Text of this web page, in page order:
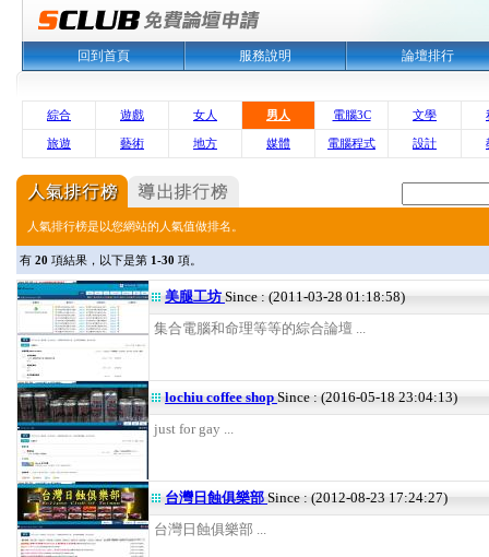
回到首頁 服務說明 論壇排行
綜合 遊戲 女人 男人 電腦3C 文學
旅遊 藝術 地方 媒體 電腦程式 設計
人氣排行榜是以您網站的人氣值做排名。
有 20 項結果，以下是第 1-30 項。
美腿工坊 Since : (2011-03-28 01:18:58)
集合電腦和命理等等的綜合論壇 ...
lochiu coffee shop Since : (2016-05-18 23:04:13)
just for gay ...
台灣日蝕俱樂部 Since : (2012-08-23 17:24:27)
台灣日蝕俱樂部 ...